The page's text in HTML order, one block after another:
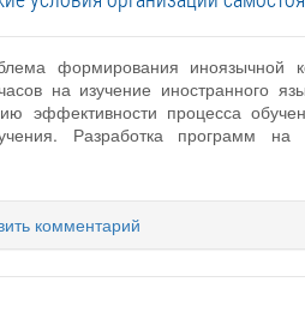
формирования иноязычной
на изучение иностранного
эффективности процесса
Разработка программ
комментарий